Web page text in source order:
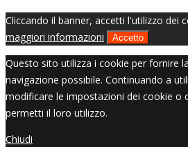
Cliccando il banner, accetti l'utilizzo dei
maggiori informazioni
Accetto
Questo sito utilizza i cookie per fornire
navigazione possibile. Continuando a
modificare le impostazioni dei cookie o
permetti il loro utilizzo.
Chiudi